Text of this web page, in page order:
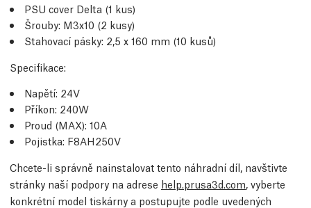
PSU cover Delta (1 kus)
Šrouby: M3x10 (2 kusy)
Stahovací pásky: 2,5 x 160 mm (10 kusů)
Specifikace:
Napětí: 24V
Příkon: 240W
Proud (MAX): 10A
Pojistka: F8AH250V
Chcete-li správně nainstalovat tento náhradní díl, navštivte
stránky naší podpory na adrese help.prusa3d.com, vyberte
konkrétní model tiskárny a postupujte podle uvedených